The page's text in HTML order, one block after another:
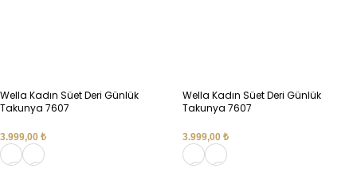
Wella Kadın Süet Deri Günlük
Takunya 7607
3.999,00 ₺
Wella Kadın Süet Deri Günlük
Takunya 7607
3.999,00 ₺